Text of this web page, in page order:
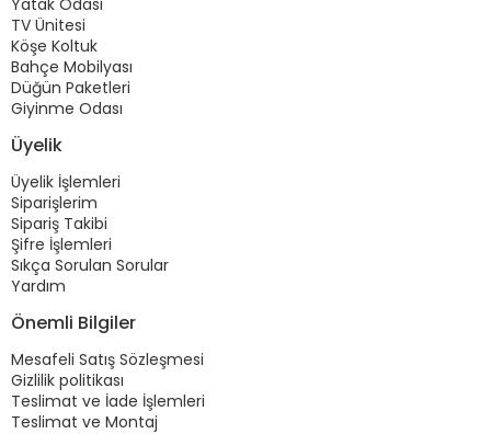
TV Ünitesi
Köşe Koltuk
Bahçe Mobilyası
Düğün Paketleri
Giyinme Odası
Üyelik
Üyelik İşlemleri
Siparişlerim
Sipariş Takibi
Şifre İşlemleri
Sıkça Sorulan Sorular
Yardım
Önemli Bilgiler
Mesafeli Satış Sözleşmesi
Gizlilik politikası
Teslimat ve İade İşlemleri
Teslimat ve Montaj